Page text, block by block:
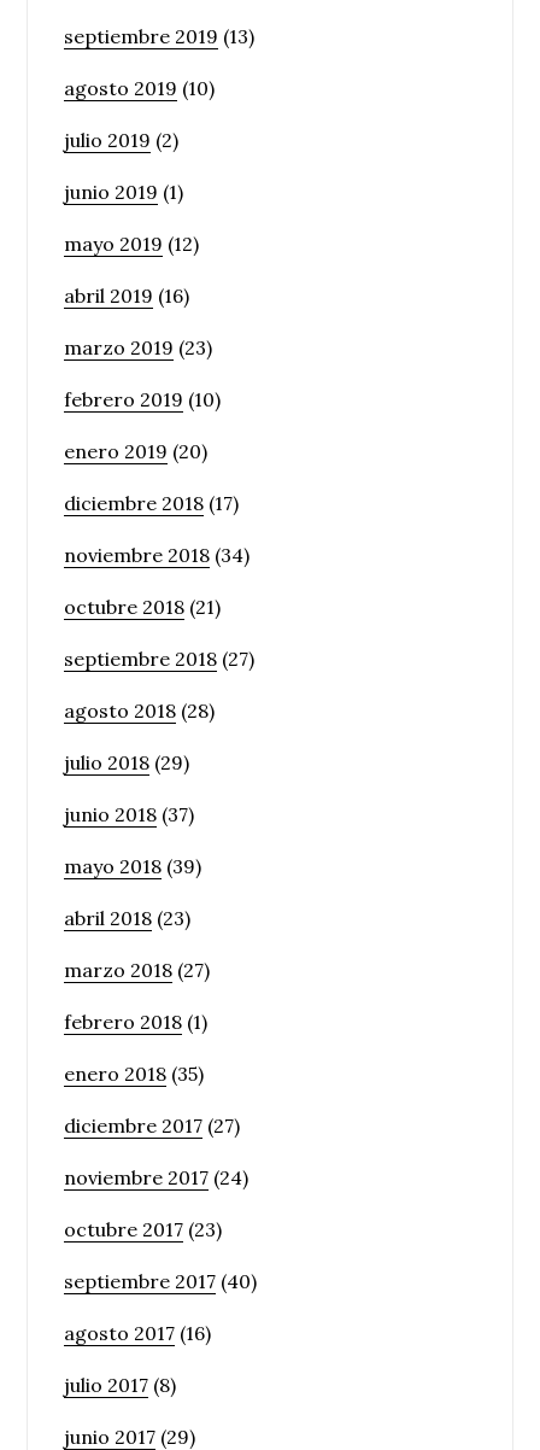
septiembre 2019 (13)
agosto 2019 (10)
julio 2019 (2)
junio 2019 (1)
mayo 2019 (12)
abril 2019 (16)
marzo 2019 (23)
febrero 2019 (10)
enero 2019 (20)
diciembre 2018 (17)
noviembre 2018 (34)
octubre 2018 (21)
septiembre 2018 (27)
agosto 2018 (28)
julio 2018 (29)
junio 2018 (37)
mayo 2018 (39)
abril 2018 (23)
marzo 2018 (27)
febrero 2018 (1)
enero 2018 (35)
diciembre 2017 (27)
noviembre 2017 (24)
octubre 2017 (23)
septiembre 2017 (40)
agosto 2017 (16)
julio 2017 (8)
junio 2017 (29)